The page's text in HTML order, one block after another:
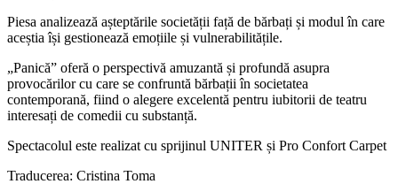
Piesa analizează așteptările societății față de bărbați și modul în care
aceștia își gestionează emoțiile și vulnerabilitățile.
„Panică” oferă o perspectivă amuzantă și profundă asupra
provocărilor cu care se confruntă bărbații în societatea
contemporană, fiind o alegere excelentă pentru iubitorii de teatru
interesați de comedii cu substanță.
Spectacolul este realizat cu sprijinul UNITER și Pro Confort Carpet
Traducerea: Cristina Toma